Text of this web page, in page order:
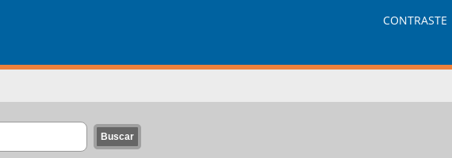
CONTRASTE